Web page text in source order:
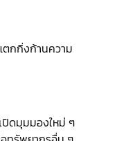
กกิ่งก้านความ
ปิดมุมมองใหม่ ๆ